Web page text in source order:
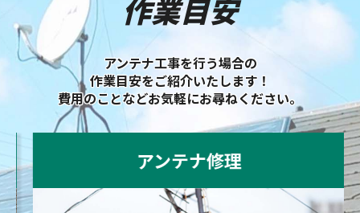
作業目安
アンテナ工事を行う場合の
作業目安をご紹介いたします！
費用のことなどお気軽にお尋ねください。
アンテナ修理